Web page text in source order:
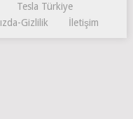
Tesla Türkiye
Gizlilik İletişim